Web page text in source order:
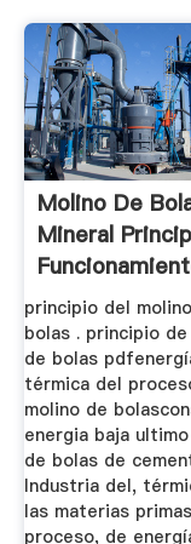
Molino De
Mineral
」
principio del
bolas . principio
de bolas
térmica del
molino de
energia baja
de bolas de
Industria del,
las materias
proceso, de